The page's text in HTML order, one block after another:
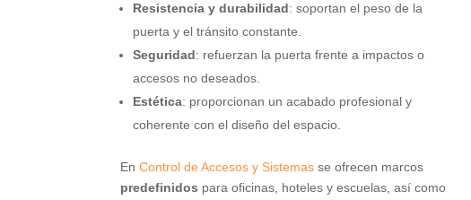
Resistencia y durabilidad: soportan el peso de la
puerta y el tránsito constante.
Seguridad: refuerzan la puerta frente a impactos o
accesos no deseados.
Estética: proporcionan un acabado profesional y
coherente con el diseño del espacio.
En Control de Accesos y Sistemas se ofrecen marcos
predefinidos para oficinas, hoteles y escuelas, así como